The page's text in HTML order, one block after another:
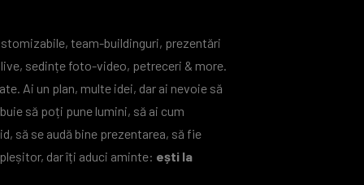
team-buildinguri, prezentări
sedințe foto-video, petreceri & more.
Ai un plan, multe idei, dar ai nevoie să
să poți pune lumini, să ai cum
să se audă bine prezentarea, să fie
dar îți aduci aminte: ești la